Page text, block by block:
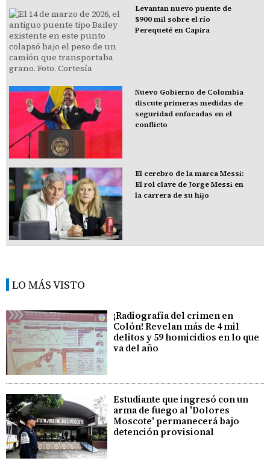
Levantan nuevo puente de
$900 mil sobre el río
Perequeté en Capira
Nuevo Gobierno de Colombia
discute primeras medidas de
seguridad enfocadas en el
conflicto
El cerebro de la marca Messi:
El rol clave de Jorge Messi en
la carrera de su hijo
LO MÁS VISTO
¡Radiografía del crimen en
Colón! Revelan más de 4 mil
delitos y 59 homicidios en lo que
va del año
Estudiante que ingresó con un
arma de fuego al 'Dolores
Moscote' permanecerá bajo
detención provisional